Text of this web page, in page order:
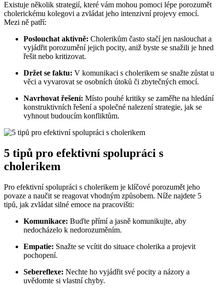
Existuje několik strategií, které vám mohou pomoci lépe porozumět
cholerickému kolegovi a zvládat jeho intenzivní projevy emocí.
Mezi ně patří:
Poslouchat aktivně: Cholerikům často stačí jen naslouchat a
vyjádřit porozumění jejich pocity, aniž byste se snažili je hned
řešit nebo kritizovat.
Držet se faktu: V komunikaci s cholerikem se snažte zůstat u
věci a vyvarovat se osobních útoků či zbytečných emocí.
Navrhovat řešení: Místo pouhé kritiky se zaměřte na hledání
konstruktivních řešení a společné nalezení strategie, jak se
vyhnout budoucím konfliktům.
5 tipů pro efektivní spolupráci s
cholerikem
Pro efektivní spolupráci s cholerikem je klíčové porozumět jeho
povaze a naučit se reagovat vhodným způsobem. Níže najdete 5
tipů, jak zvládat silné emoce na pracovišti:
Komunikace: Buďte přímí a jasně komunikujte, aby
nedocházelo k nedorozuměním.
Empatie: Snažte se vcítit do situace cholerika a projevit
pochopení.
Sebereflexe: Nechte ho vyjádřit své pocity a názory a
uvědomte si vlastní chyby.